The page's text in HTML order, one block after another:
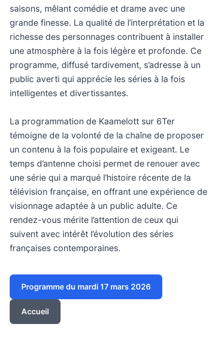
saisons, mêlant comédie et drame avec une
grande finesse. La qualité de l’interprétation et la
richesse des personnages contribuent à installer
une atmosphère à la fois légère et profonde. Ce
programme, diffusé tardivement, s’adresse à un
public averti qui apprécie les séries à la fois
intelligentes et divertissantes.
La programmation de Kaamelott sur 6Ter
témoigne de la volonté de la chaîne de proposer
un contenu à la fois populaire et exigeant. Le
temps d’antenne choisi permet de renouer avec
une série qui a marqué l’histoire récente de la
télévision française, en offrant une expérience de
visionnage adaptée à un public adulte. Ce
rendez-vous mérite l’attention de ceux qui
suivent avec intérêt l’évolution des séries
françaises contemporaines.
Programme du mardi 17 mars 2026
Accueil